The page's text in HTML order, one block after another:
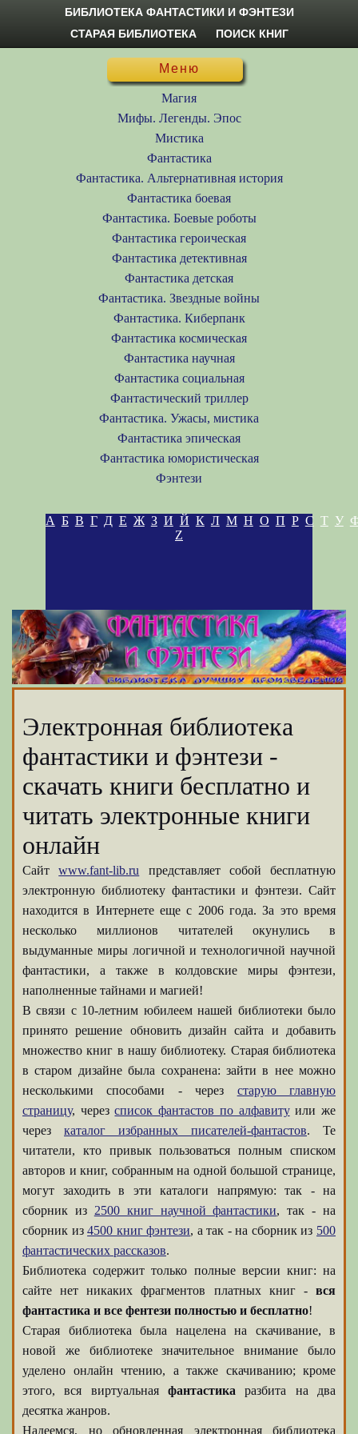
БИБЛИОТЕКА ФАНТАСТИКИ И ФЭНТЕЗИ
СТАРАЯ БИБЛИОТЕКА
ПОИСК КНИГ
Меню
Магия
Мифы. Легенды. Эпос
Мистика
Фантастика
Фантастика. Альтернативная история
Фантастика боевая
Фантастика. Боевые роботы
Фантастика героическая
Фантастика детективная
Фантастика детская
Фантастика. Звездные войны
Фантастика. Киберпанк
Фантастика космическая
Фантастика научная
Фантастика социальная
Фантастический триллер
Фантастика. Ужасы, мистика
Фантастика эпическая
Фантастика юмористическая
Фэнтези
А Б В Г Д Е Ж З И Й К Л М Н О П Р С Т У
Z
Электронная библиотека
фантастики и фэнтези -
скачать книги бесплатно и
читать электронные книги
онлайн
Сайтwww.fant-lib.ru представляет собой бесплатную
электронную библиотеку фантастики и фэнтези. Сайт
находится в Интернете еще с 2006 года. За это время
несколько миллионов читателей окунулись в
выдуманные миры логичной и технологичной научной
фантастики, а также в колдовские миры фэнтези,
наполненные тайнами и магией!
В связи с 10-летним юбилеем нашей библиотеки было
принято решение обновить дизайн сайта и добавить
множество книг в нашу библиотеку. Старая библиотека
в старом дизайне была сохранена: зайти в нее можно
несколькими способами - через старую главную
страницу, черезсписок фантастов по алфавитуили же
через каталог избранных писателей-фантастов. Те
читатели, кто привык пользоваться полным списком
авторов и книг, собранным на одной большой странице,
могут заходить в эти каталоги напрямую: так - на
сборник из 2500 книг научной фантастики, так - на
сборник из4500 книг фэнтези, а так - на сборник из 500
фантастических рассказов.
Библиотека содержит только полные версии книг: на
сайте нет никаких фрагментов платных книг - вся
фантастика и все фентези полностью и бесплатно!
Старая библиотека была нацелена на скачивание, в
новой же библиотеке значительное внимание было
уделено онлайн чтению, а также скачиванию; кроме
этого, вся виртуальная фантастика разбита на два
десятка жанров.
Надеемся, но обновленная электронная библиотека